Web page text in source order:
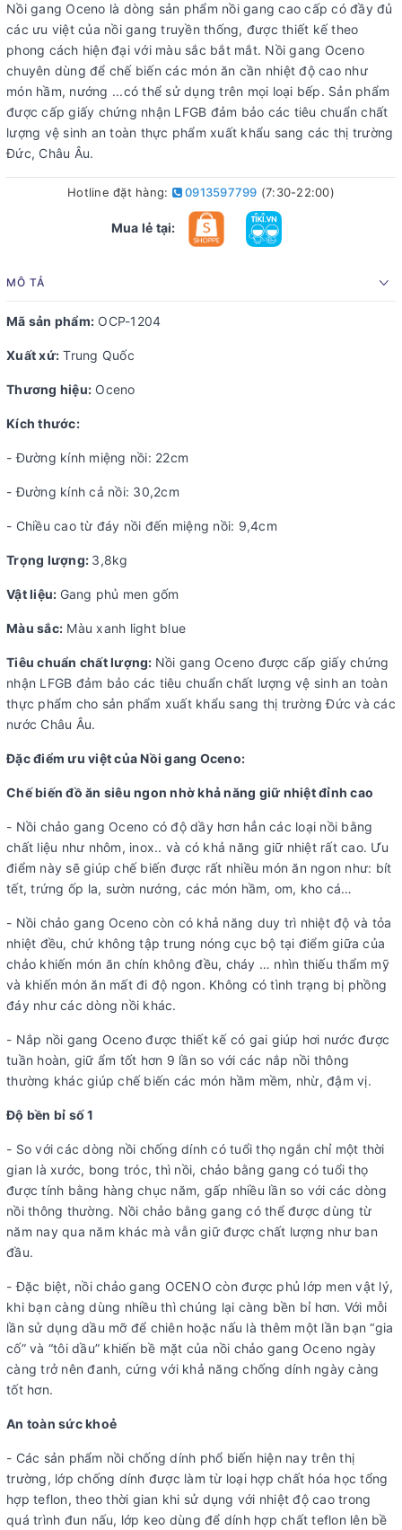
Nồi gang Oceno là dòng sản phẩm nồi gang cao cấp có đầy đủ
các ưu việt của nồi gang truyền thống, được thiết kế theo
phong cách hiện đại với màu sắc bắt mắt. Nồi gang Oceno
chuyên dùng để chế biến các món ăn cần nhiệt độ cao như
món hầm, nướng ...có thể sử dụng trên mọi loại bếp. Sản phẩm
được cấp giấy chứng nhận LFGB đảm bảo các tiêu chuẩn chất
lượng vệ sinh an toàn thực phẩm xuất khẩu sang các thị trường
Đức, Châu Âu.
Hotline đặt hàng: 0913597799 (7:30-22:00)
Mua lẻ tại:
MÔ TẢ
Mã sản phẩm: OCP-1204
Xuất xứ: Trung Quốc
Thương hiệu: Oceno
Kích thước:
- Đường kính miệng nồi: 22cm
- Đường kính cả nồi: 30,2cm
- Chiều cao từ đáy nồi đến miệng nồi: 9,4cm
Trọng lượng: 3,8kg
Vật liệu: Gang phủ men gốm
Màu sắc: Màu xanh light blue
Tiêu chuẩn chất lượng: Nồi gang Oceno được cấp giấy chứng
nhận LFGB đảm bảo các tiêu chuẩn chất lượng vệ sinh an toàn
thực phẩm cho sản phẩm xuất khẩu sang thị trường Đức và các
nước Châu Âu.
Đặc điểm ưu việt của Nồi gang Oceno:
Chế biến đồ ăn siêu ngon nhờ khả năng giữ nhiệt đỉnh cao
- Nồi chảo gang Oceno có độ dầy hơn hẳn các loại nồi bằng
chất liệu như nhôm, inox.. và có khả năng giữ nhiệt rất cao. Ưu
điểm này sẽ giúp chế biến được rất nhiều món ăn ngon như: bít
tết, trứng ốp la, sườn nướng, các món hầm, om, kho cá…
- Nồi chảo gang Oceno còn có khả năng duy trì nhiệt độ và tỏa
nhiệt đều, chứ không tập trung nóng cục bộ tại điểm giữa của
chảo khiến món ăn chín không đều, cháy … nhìn thiếu thẩm mỹ
và khiến món ăn mất đi độ ngon. Không có tình trạng bị phồng
đáy như các dòng nồi khác.
- Nắp nồi gang Oceno được thiết kế có gai giúp hơi nước được
tuần hoàn, giữ ẩm tốt hơn 9 lần so với các nắp nồi thông
thường khác giúp chế biến các món hầm mềm, nhừ, đậm vị.
Độ bền bỉ số 1
- So với các dòng nồi chống dính có tuổi thọ ngắn chỉ một thời
gian là xước, bong tróc, thì nồi, chảo bằng gang có tuổi thọ
được tính bằng hàng chục năm, gấp nhiều lần so với các dòng
nồi thông thường. Nồi chảo bằng gang có thể được dùng từ
năm nay qua năm khác mà vẫn giữ được chất lượng như ban
đầu.
- Đặc biệt, nồi chảo gang OCENO còn được phủ lớp men vật lý,
khi bạn càng dùng nhiều thì chúng lại càng bền bỉ hơn. Với mỗi
lần sử dụng dầu mỡ để chiên hoặc nấu là thêm một lần bạn “gia
cố” và “tôi dầu” khiến bề mặt của nồi chảo gang Oceno ngày
càng trở nên đanh, cứng với khả năng chống dính ngày càng
tốt hơn.
An toàn sức khoẻ
- Các sản phẩm nồi chống dính phổ biến hiện nay trên thị
trường, lớp chống dính được làm từ loại hợp chất hóa học tổng
hợp teflon, theo thời gian khi sử dụng với nhiệt độ cao trong
quá trình đun nấu, lớp keo dùng để dính hợp chất teflon lên bề